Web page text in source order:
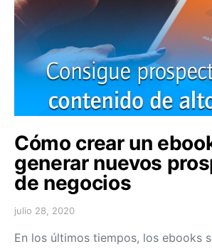
Cómo crear un
generar nuevos
de negocios
julio 28, 2020
En los últimos tiempos, los ebooks